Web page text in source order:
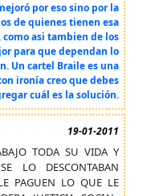
por eso sino por la
de quienes tienen esa
asi tambien de los
para que dependan lo
Un cartel Braile es una
ironía creo que debes
cuál es la solución.
19-01-2011
TODA SU VIDA Y
LO DESCONTABAN
PAGUEN LO QUE LE